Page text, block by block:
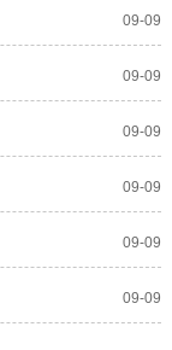
09-09
09-09
09-09
09-09
09-09
09-09